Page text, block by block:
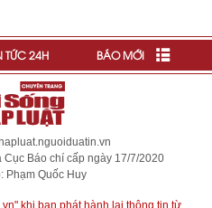
TỨC 24H BÁO MỚI
Báo chí cấp ngày 17/7/2020
Phạm Quốc Huy